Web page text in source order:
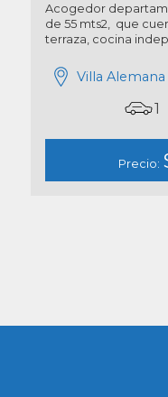
Acogedor
de 55 mts2, que
terraza, cocina
Villa Alemana
1
Precio: